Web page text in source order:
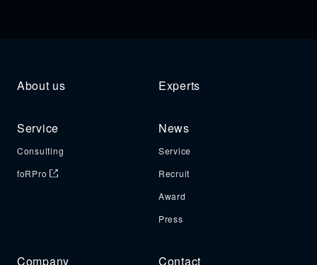
About us Experts
Service
Consulting
foRPro
News
Service
Recruit
Award
Press
Company Contact